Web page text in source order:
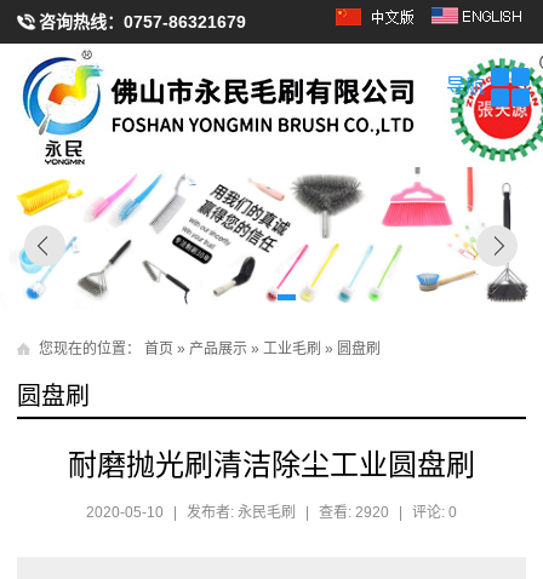
咨询热线： 0757-86321679
导航
您现在的位置： 首页 » 产品展示 » 工业毛刷 » 圆盘刷
圆盘刷
耐磨抛光刷清洁除尘工业圆盘刷
2020-05-10 | 发布者: 永民毛刷 | 查看: 2920 | 评论: 0